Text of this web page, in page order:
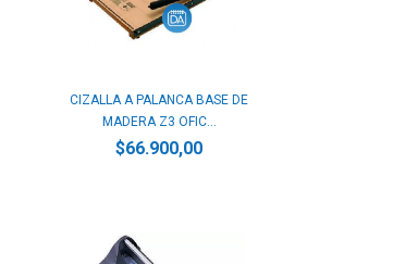
CIZALLA A PALANCA BASE DE
MADERA Z3 OFIC...
$66.900,00